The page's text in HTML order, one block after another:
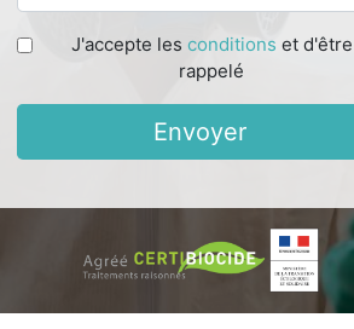
J'accepte les conditions et d'être
rappelé
Envoyer